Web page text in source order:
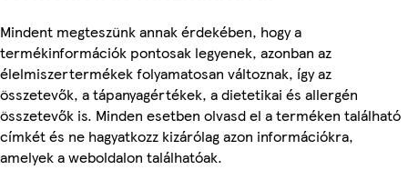
Mindent megteszünk annak érdekében, hogy a
termékinformációk pontosak legyenek, azonban az
élelmiszertermékek folyamatosan változnak, így az
összetevők, a tápanyagértékek, a dietetikai és allergén
összetevők is. Minden esetben olvasd el a terméken található
címkét és ne hagyatkozz kizárólag azon információkra,
amelyek a weboldalon találhatóak.